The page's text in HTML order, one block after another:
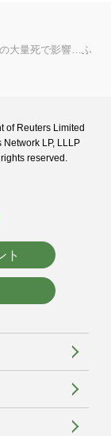
大量死で影響…ふ
of Reuters Limited
LP, LLLP
reserved.
ト